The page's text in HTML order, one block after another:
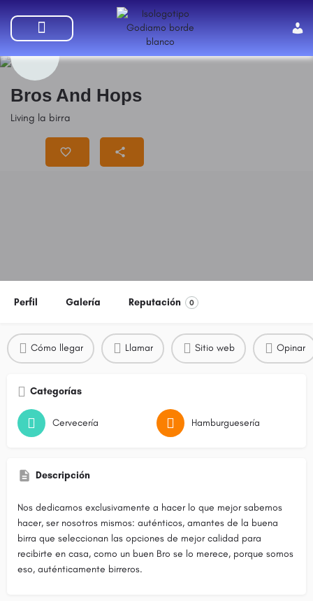
Bros And Hops
Living la birra
Perfil Galería Reputación 0
Cómo llegar Llamar Sitio web Opinar
Categorías
Cervecería Hamburguesería
Descripción
Nos dedicamos exclusivamente a hacer lo que mejor sabemos
hacer, ser nosotros mismos: auténticos, amantes de la buena
birra que seleccionan las opciones de mejor calidad para
recibirte en casa, como un buen Bro se lo merece, porque somos
eso, auténticamente birreros.